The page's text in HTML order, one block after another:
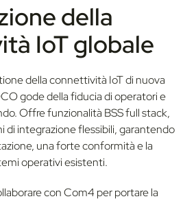
della
IoT globale
della connettività IoT di nuova
gode della fiducia di operatori e
Offre funzionalità BSS full stack,
di integrazione flessibili, garantendo
una forte conformità e la
operativi esistenti.
con Com4 per portare la